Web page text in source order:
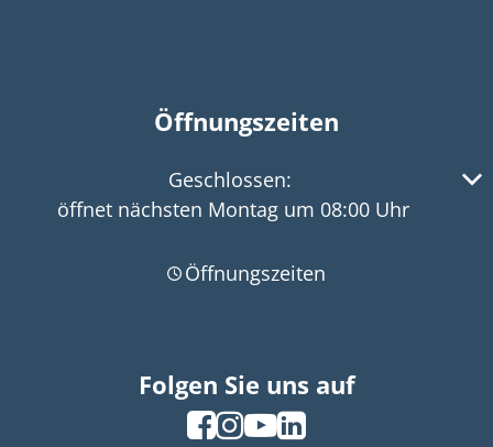
Öffnungszeiten
Klicken, um weitere Öffnungs- oder Schließzeiten
Geschlossen:
öffnet nächsten Montag um 08:00 Uhr
Öffnungszeiten
Folgen Sie uns auf